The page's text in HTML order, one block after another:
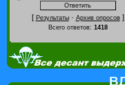
[ Результаты· Архив опросов]
Всего ответов: 1418